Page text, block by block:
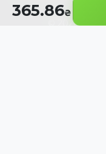
365.86
© 2026